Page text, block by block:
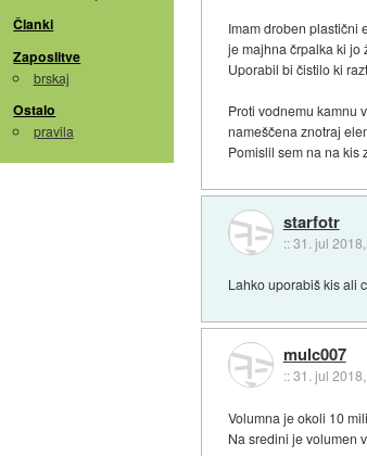
Članki
Zaposlitve
brskaj
Ostalo
pravila
Imam droben plastični
je majhna črpalka ki jo
Uporabil bi čistilo ki
Proti vodnemu kamnu
nameščena znotraj
Pomislil sem na na kis
starfotr
::31. jul
Lahko uporabiš kis ali
mulc007
::31. jul
Volumna je okoli 10
Na sredini je volumen